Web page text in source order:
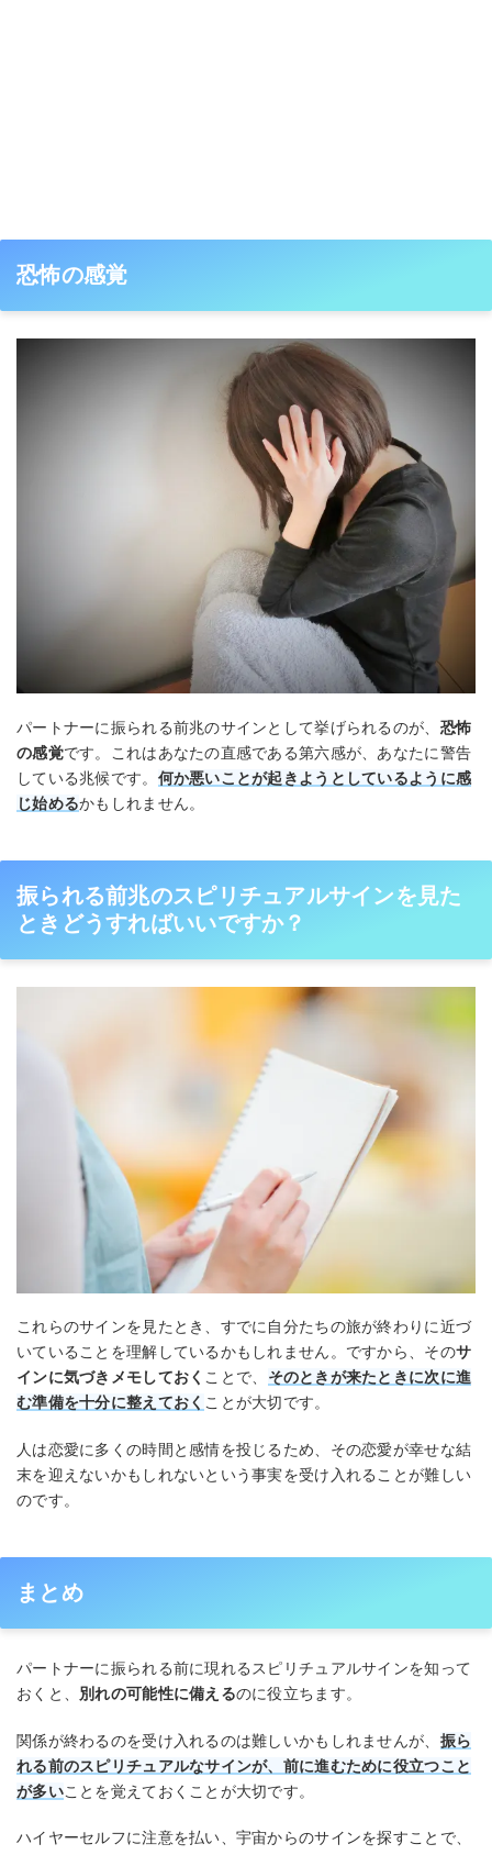
恐怖の感覚
パートナーに振られる前兆のサインとして挙げられるのが、 恐怖
の感覚です。これはあなたの直感である第六感が、あなたに警告
している兆候です。 何か悪いことが起きようとしているように感
じ始めるかもしれません。
振られる前兆のスピリチュアルサインを見た
ときどうすればいいですか？
これらのサインを見たとき、すでに自分たちの旅が終わりに近づ
いていることを理解しているかもしれません。ですから、そのサ
インに気づきメモしておく ことで、 そのときが来たときに次に進
む準備を十分に整えておく ことが大切です。
人は恋愛に多くの時間と感情を投じるため、その恋愛が幸せな結
末を迎えないかもしれないという事実を受け入れることが難しい
のです。
まとめ
パートナーに振られる前に現れるスピリチュアルサインを知って
おくと、 別れの可能性に備えるのに役立ちます。
関係が終わるのを受け入れるのは難しいかもしれませんが、 振ら
れる前のスピリチュアルなサインが、前に進むために役立つこと
が多いことを覚えておくことが大切です。
ハイヤーセルフに注意を払い、宇宙からのサインを探すことで、